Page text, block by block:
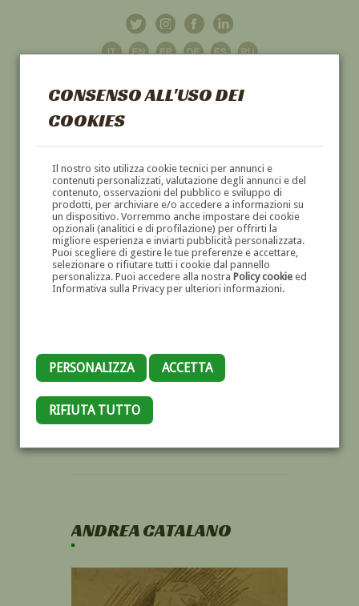
CONSENSO ALL'USO DEI
COOKIES
Il nostro sito utilizza cookie tecnici per annunci e
contenuti personalizzati, valutazione degli annunci e del
contenuto, osservazioni del pubblico e sviluppo di
prodotti, per archiviare e/o accedere a informazioni su
un dispositivo. Vorremmo anche impostare dei cookie
opzionali (analitici e di profilazione) per offrirti la
migliore esperienza e inviarti pubblicità personalizzata.
Puoi scegliere di gestire le tue preferenze e accettare,
selezionare o rifiutare tutti i cookie dal pannello
personalizza. Puoi accedere alla nostra Policy cookieed
Informativa sulla Privacy per ulteriori informazioni.
PERSONALIZZA ACCETTA
RIFIUTA TUTTO
GALLERIAD'ARTE
DIPINTI E SCULTURE '800 E '900
ANDREA CATALANO